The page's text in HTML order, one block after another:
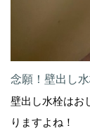
念願！壁出し
壁出し水栓はお
りますよね！